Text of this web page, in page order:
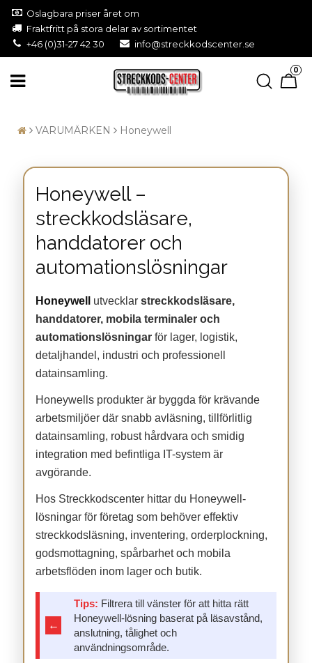
Oslagbara priser året om
Fraktfritt på stora delar av sortimentet
+46 (0)31-27 42 30
info@streckkodscenter.se
0
VARUMÄRKEN Honeywell
Honeywell –
streckkodsläsare,
handdatorer och
automationslösningar
Honeywell utvecklar streckkodsläsare,
handdatorer, mobila terminaler och
automationslösningar för lager, logistik,
detaljhandel, industri och professionell
datainsamling.
Honeywells produkter är byggda för krävande
arbetsmiljöer där snabb avläsning, tillförlitlig
datainsamling, robust hårdvara och smidig
integration med befintliga IT-system är
avgörande.
Hos Streckkodscenter hittar du Honeywell-
lösningar för företag som behöver effektiv
streckkodsläsning, inventering, orderplockning,
godsmottagning, spårbarhet och mobila
arbetsflöden inom lager och butik.
←
Tips: Filtrera till vänster för att hitta rätt
Honeywell-lösning baserat på läsavstånd,
anslutning, tålighet och
användningsområde.